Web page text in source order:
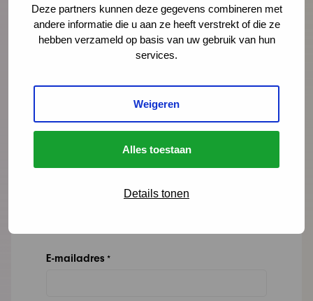
Deze partners kunnen deze gegevens combineren met
andere informatie die u aan ze heeft verstrekt of die ze
hebben verzameld op basis van uw gebruik van hun
services.
Weigeren
Alles toestaan
Details tonen
ejwessels@ncj.nl
06 - 13 27 67 62
Lees meer over Ellen-Joan Wessels
E-mailadres *